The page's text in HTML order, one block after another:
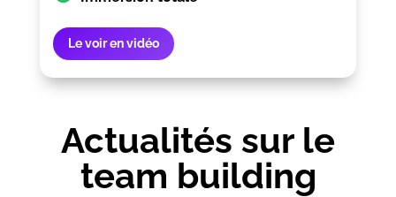
Le voir en vidéo
Actualités sur le
team building